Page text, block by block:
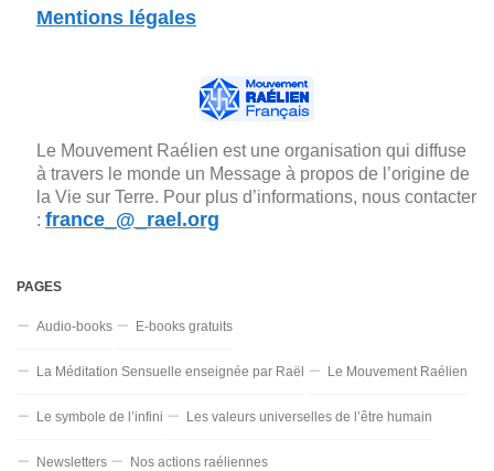
Mentions légales
Le Mouvement Raélien est une organisation qui diffuse
à travers le monde un Message à propos de l’origine de
la Vie sur Terre. Pour plus d’informations, nous contacter
: france_@_rael.org
PAGES
Audio-books E-books gratuits
La Méditation Sensuelle enseignée par Raël Le Mouvement Raélien
Le symbole de l’infini Les valeurs universelles de l’être humain
Newsletters Nos actions raéliennes